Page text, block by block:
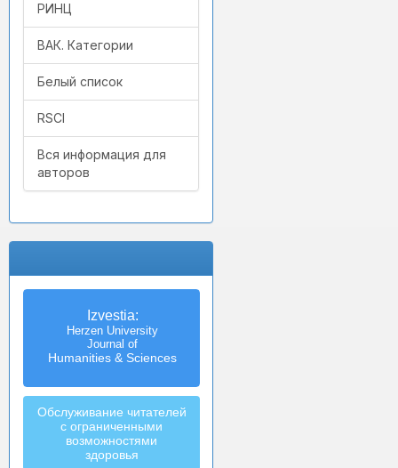
РИНЦ
ВАК. Категории
Белый список
RSCI
Вся информация для
авторов
Izvestia:
Herzen University
Journal of
Humanities & Sciences
Обслуживание читателей
с ограниченными
возможностями
здоровья